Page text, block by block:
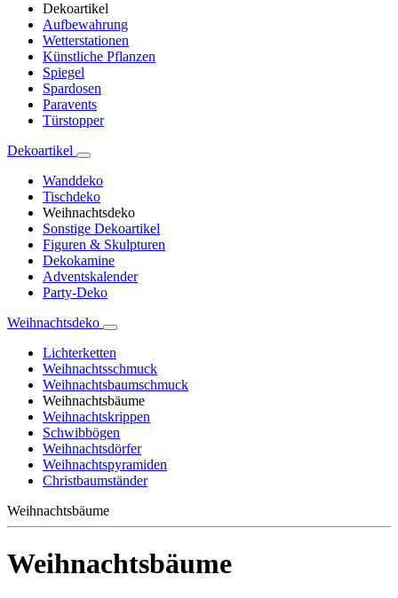
Dekoartikel
Aufbewahrung
Wetterstationen
Künstliche Pflanzen
Spiegel
Spardosen
Paravents
Türstopper
Dekoartikel
Wanddeko
Tischdeko
Weihnachtsdeko
Sonstige Dekoartikel
Figuren & Skulpturen
Dekokamine
Adventskalender
Party-Deko
Weihnachtsdeko
Lichterketten
Weihnachtsschmuck
Weihnachtsbaumschmuck
Weihnachtsbäume
Weihnachtskrippen
Schwibbögen
Weihnachtsdörfer
Weihnachtspyramiden
Christbaumständer
Weihnachtsbäume
Weihnachtsbäume